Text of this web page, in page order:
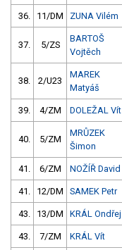
36. 11/DM ZUNA Vilém
37. 5/ZS
BARTOŠ
Vojtěch
38. 2/U23
MAREK
Matyáš
39. 4/ZM DOLEŽAL Vít
40. 5/ZM
MRŮZEK
Šimon
41. 6/ZM NOŽÍŘ David
41. 12/DM SAMEK Petr
43. 13/DM KRÁL Ondřej
43. 7/ZM KRÁL Vít